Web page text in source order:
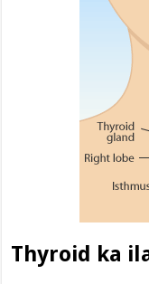
Thyroid ka ilaj